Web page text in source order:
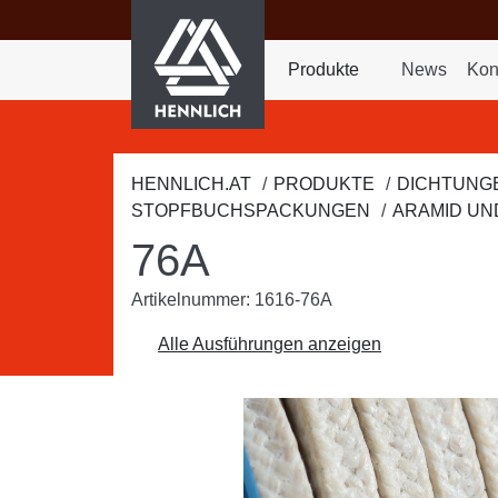
Produkte
Dropdown-Menü
News
HENNLICH.AT PRODUKTE
STOPFBUCHSPACKUNGEN
ARAMID
76A
Artikelnummer: 1616-76A
Alle Ausführungen anzeigen